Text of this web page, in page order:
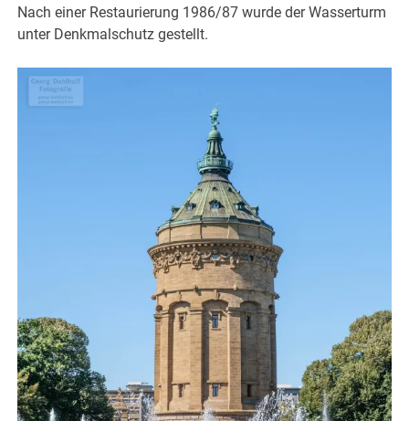
Nach einer Restaurierung 1986/87 wurde der Wasserturm
unter Denkmalschutz gestellt.